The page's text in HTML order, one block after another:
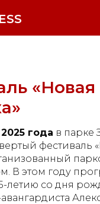
«Новая
года в парке
фестиваль
В этом году
летию со дня